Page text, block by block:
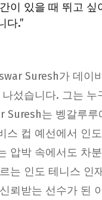
이 있을 때 뛰고 싶
다.”
Suresh가 데이
섰습니다. 그는 누
Suresh는 벵갈루루
스 컵 예선에서 인
압박 속에서도 차
는 인도 테니스 인
뢰받는 선수가 된